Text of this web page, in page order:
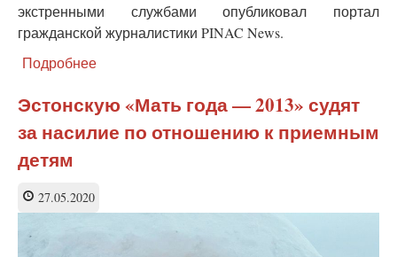
экстренными службами опубликовал портал
гражданской журналистики PINAC News.
Подробнее
США
выезд
полиции
расстрелом
Эстонскую «Мать года — 2013» судят
за насилие по отношению к приемным
детям
27.05.2020